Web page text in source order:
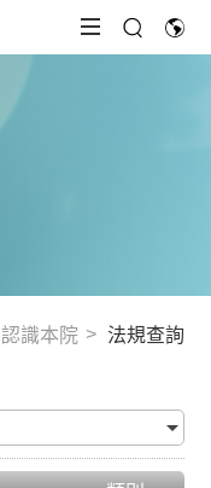
認識本院 法規查詢